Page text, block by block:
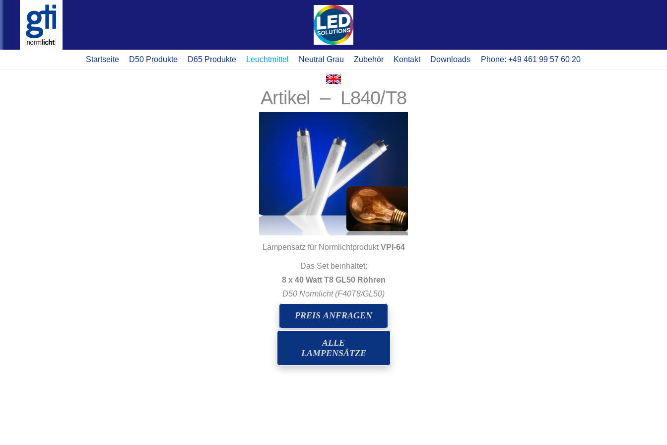
Startseite D50 Produkte D65 Produkte Leuchtmittel Neutral Grau Zubehör Kontakt Downloads Phone: +49 461 99 57 60 20
Artikel – L840/T8
Lampensatz für Normlichtprodukt VPI-64
Das Set beinhaltet:
8 x 40 Watt T8 GL50 Röhren
D50 Normlicht (F40T8/GL50)
PREIS ANFRAGEN
ALLE
LAMPENSÄTZE